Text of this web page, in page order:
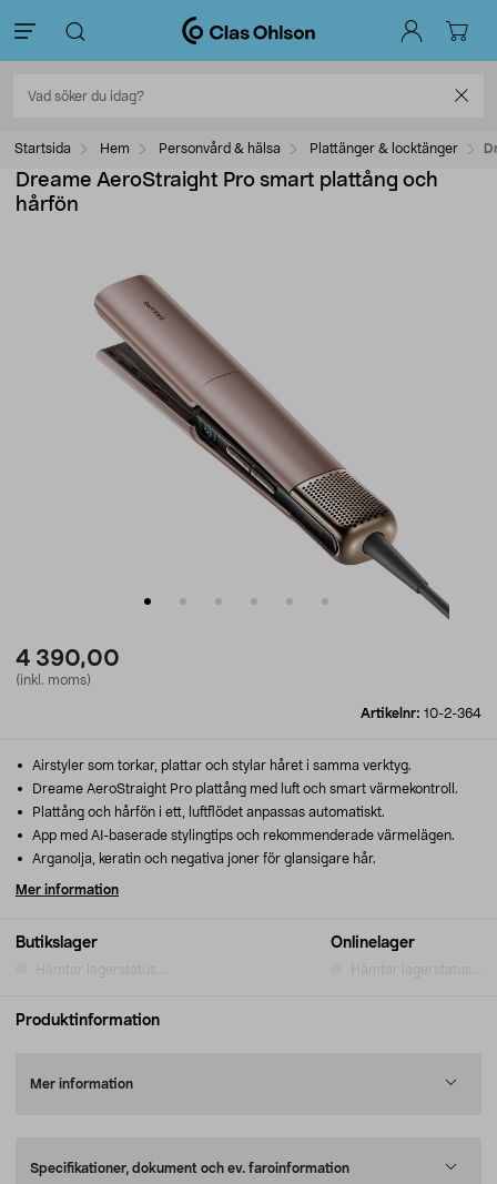
Startsida Hem Personvård & hälsa Plattänger & locktänger
Dreame AeroStraight Pro smart plattång och
hårfön
4 390,00
(inkl. moms)
Artikelnr: 10-2-364
Butikslager Onlinelager
Airstyler som torkar, plattar och stylar håret i samma verktyg.
Dreame AeroStraight Pro plattång med luft och smart värmekontroll.
Plattång och hårfön i ett, luftflödet anpassas automatiskt.
App med AI-baserade stylingtips och rekommenderade värmelägen.
Arganolja, keratin och negativa joner för glansigare hår.
Mer information
Produktinformation
Mer information
Specifikationer, dokument och ev. faroinformation